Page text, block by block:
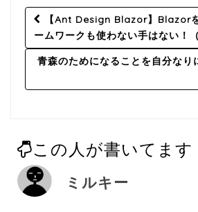
Post
navigation
【Ant Design Blazor】Blazor
ームワークも使わない手はない！（
青森のためになることを自分なり
この人が書いてます
ミルキー